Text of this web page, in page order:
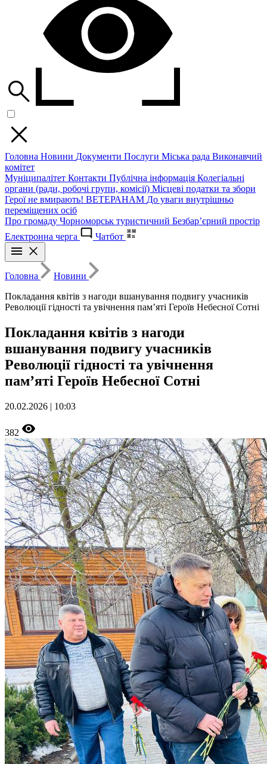
Головна Новини Документи Послуги Міська рада Виконавчий
комітет
Муніципалітет Контакти Публічна інформація Колегіальні
органи (ради, робочі групи, комісії) Місцеві податки та збори
Герої не вмирають! ВЕТЕРАНАМ До уваги внутрішньо
переміщених осіб
Про громаду Чорноморськ туристичний Безбар’єрний простір
Електронна черга
Чатбот
Головна
Новини
Покладання квітів з нагоди вшанування подвигу учасників
Революції гідності та увічнення пам’яті Героїв Небесної Сотні
Покладання квітів з нагоди
вшанування подвигу учасників
Революції гідності та увічнення
пам’яті Героїв Небесної Сотні
20.02.2026 | 10:03
382